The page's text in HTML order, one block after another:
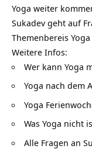
Yoga weiter
Sukadev geht auf
Themenbereis Yoga
Weitere Infos:
Wer kann Yoga
Yoga nach dem
Yoga
Was Yoga nicht
Alle Fragen an